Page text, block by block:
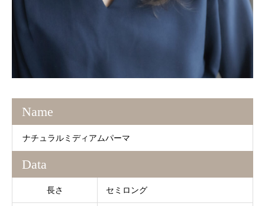
Name
ナチュラルミディアムパーマ
Data
長さ セミロング